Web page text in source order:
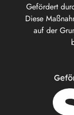
Gefördert
Diese
auf der